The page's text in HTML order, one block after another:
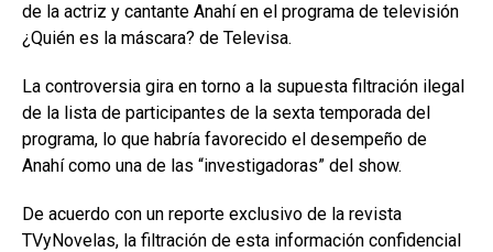
de la actriz y cantante Anahí en el programa de televisión
¿Quién es la máscara? de Televisa.
La controversia gira en torno a la supuesta filtración ilegal
de la lista de participantes de la sexta temporada del
programa, lo que habría favorecido el desempeño de
Anahí como una de las “investigadoras” del show.
De acuerdo con un reporte exclusivo de la revista
TVyNovelas, la filtración de esta información confidencial